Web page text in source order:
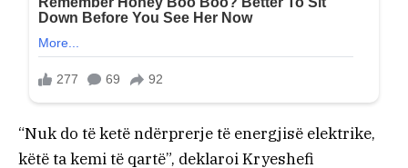
“Nuk do të ketë ndërprerje të energjisë elektrike,
këtë ta kemi të qartë”, deklaroi Kryeshefi